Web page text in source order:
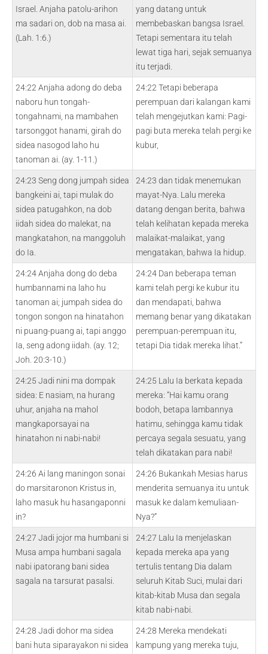
Israel. Anjaha patolu-arihon
ma sadari on, dob na masa ai.
(Lah. 1:6.)
yang datang untuk
membebaskan bangsa Israel.
Tetapi sementara itu telah
lewat tiga hari, sejak semuanya
itu terjadi.
24:22 Anjaha adong do deba
naboru hun tongah-
tongahnami, na mambahen
tarsonggot hanami, girah do
sidea nasogod laho hu
tanoman ai. (ay. 1-11.)
24:22 Tetapi beberapa
perempuan dari kalangan kami
telah mengejutkan kami: Pagi-
pagi buta mereka telah pergi ke
kubur,
24:23 Seng dong jumpah sidea
bangkeini ai, tapi mulak do
sidea patugahkon, na dob
iidah sidea do malekat, na
mangkatahon, na manggoluh
do Ia.
24:23 dan tidak menemukan
mayat-Nya. Lalu mereka
datang dengan berita, bahwa
telah kelihatan kepada mereka
malaikat-malaikat, yang
mengatakan, bahwa Ia hidup.
24:24 Anjaha dong do deba
humbannami na laho hu
tanoman ai; jumpah sidea do
tongon songon na hinatahon
ni puang-puang ai, tapi anggo
Ia, seng adong iidah. (ay. 12;
Joh. 20:3-10.)
24:24 Dan beberapa teman
kami telah pergi ke kubur itu
dan mendapati, bahwa
memang benar yang dikatakan
perempuan-perempuan itu,
tetapi Dia tidak mereka lihat.”
24:25 Jadi nini ma dompak
sidea: E nasiam, na hurang
uhur, anjaha na mahol
mangkaporsayai na
hinatahon ni nabi-nabi!
24:25 Lalu Ia berkata kepada
mereka: “Hai kamu orang
bodoh, betapa lambannya
hatimu, sehingga kamu tidak
percaya segala sesuatu, yang
telah dikatakan para nabi!
24:26 Ai lang maningon sonai
do marsitaronon Kristus in,
laho masuk hu hasangaponni
in?
24:26 Bukankah Mesias harus
menderita semuanya itu untuk
masuk ke dalam kemuliaan-
Nya?”
24:27 Jadi jojor ma humbani si
Musa ampa humbani sagala
nabi ipatorang bani sidea
sagala na tarsurat pasalsi.
24:27 Lalu Ia menjelaskan
kepada mereka apa yang
tertulis tentang Dia dalam
seluruh Kitab Suci, mulai dari
kitab-kitab Musa dan segala
kitab nabi-nabi.
24:28 Jadi dohor ma sidea
bani huta siparayakon ni sidea
24:28 Mereka mendekati
kampung yang mereka tuju,